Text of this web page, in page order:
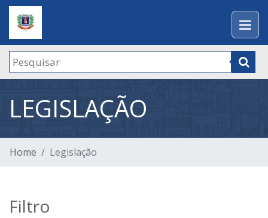
LEGISLAÇÃO
Home Legislação
Filtro